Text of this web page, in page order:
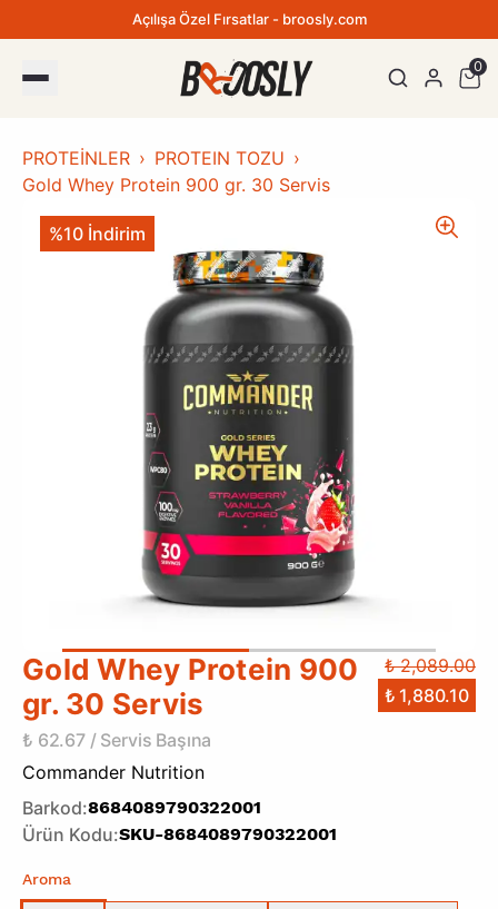
Açılışa Özel Fırsatlar - broosly.com
0
PROTEİNLER
PROTEIN TOZU
Gold Whey Protein 900 gr. 30 Servis
%10 İndirim
Gold Whey Protein 900
gr. 30 Servis
₺ 62.67 / Servis Başına
₺ 2,089.00
₺ 1,880.10
Commander Nutrition
Barkod:8684089790322001
Ürün Kodu:SKU-8684089790322001
Aroma